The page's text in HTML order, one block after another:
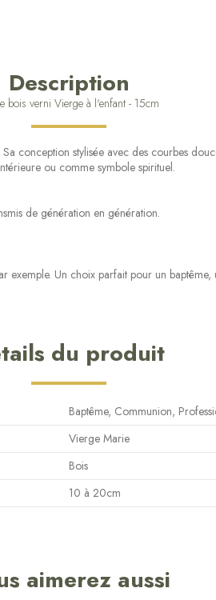
Description
bois verni Vierge à l'enfant - 15cm
conception stylisée avec des courbes
ou comme symbole spirituel.
de génération en génération.
Un choix parfait pour un
du produit
Baptême, Communion,
Vierge Marie
Bois
10 à 20cm
aimerez aussi